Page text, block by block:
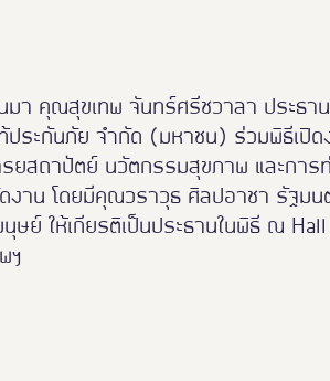
มา คุณสุขเทพ จันทร์ศรีชวาลา ประธา
ระกันภัย จำกัด (มหาชน) ร่วมพิธีเปิด
ยสถาปัตย์ นวัตกรรมสุขภาพ และการ
งาน โดยมีคุณวราวุธ ศิลปอาชา รัฐมน
ย์ ให้เกียรติเป็นประธานในพิธี ณ
ฯ